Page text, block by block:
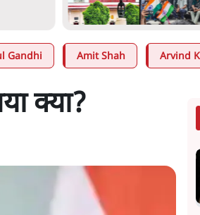
Gandhi Amit Shah Arvind
क्या?